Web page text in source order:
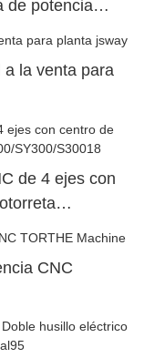
de potencia
a la venta para
de 4 ejes con
CNC